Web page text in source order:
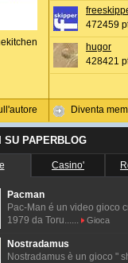
472459
hugor
428421
Diventa
SU PAPERBLOG
Casino'
Pacman
Pac-Man é un video gioco
1979 da Toru......
Gioca
Nostradamus
Nostradamus è un gioco "